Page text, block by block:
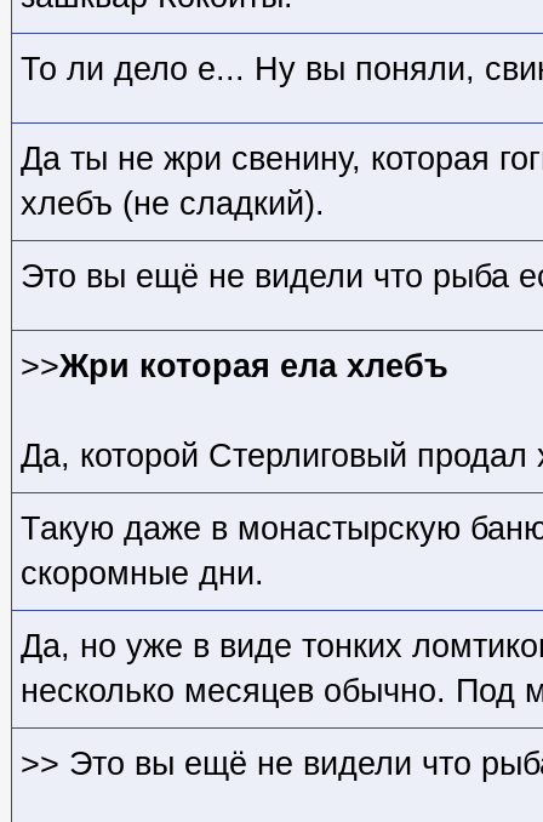
То ли дело е... Ну вы поняли,
Да ты не жри свенину, которая
хлебъ (не сладкий).
Это вы ещё не видели что рыба
>>Жри которая ела хлебъ
Да, которой Стерлиговый
Такую даже в монастырскую
скоромные дни.
Да, но уже в виде тонких
несколько месяцев обычно. Под
>> Это вы ещё не видели что